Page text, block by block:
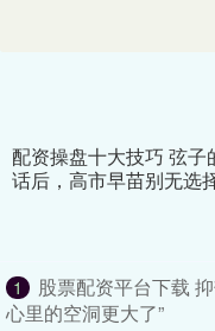
配资操盘十大技巧 弦
话后，高市早苗别无选
1
股票配资平台下载
心里的空洞更大了”